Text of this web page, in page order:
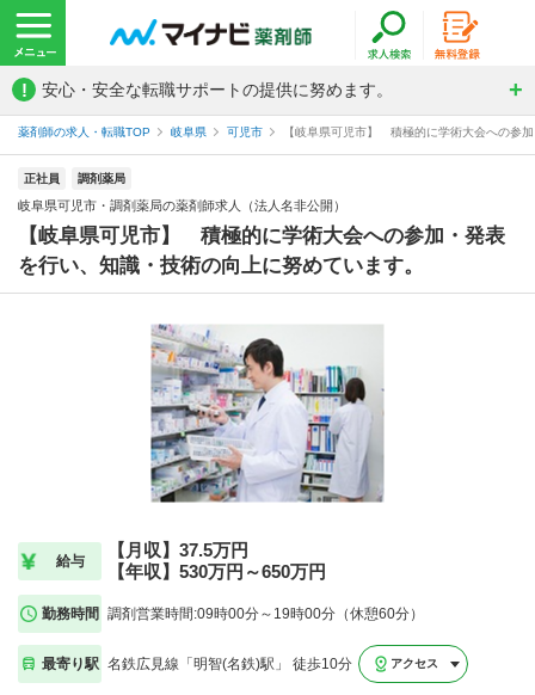
! 安心・安全な転職サポートの提供に努めます。
薬剤師の求人・転職TOP 岐阜県 可児市 【岐阜県可児市】 積極的に学術大会への参
正社員 調剤薬局
岐阜県可児市・調剤薬局の薬剤師求人（法人名非公開）
【岐阜県可児市】 積極的に学術大会への参加・発表
を行い、知識・技術の向上に努めています。
給与
【月収】37.5万円
【年収】530万円～650万円
勤務時間 調剤営業時間:09時00分～19時00分（休憩60分）
最寄り駅 名鉄広見線「明智(名鉄)駅」 徒歩10分 アクセス